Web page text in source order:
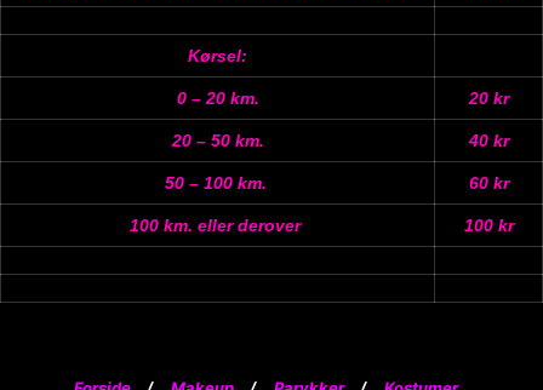
Kørsel:
0 – 20 km. 20 kr
20 – 50 km. 40 kr
50 – 100 km. 60 kr
100 km. eller derover 100 kr